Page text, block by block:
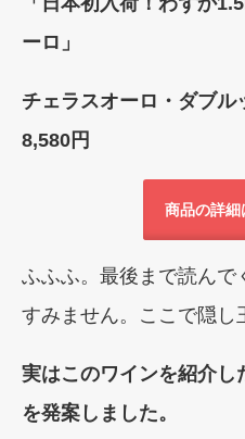
ーロ」
チェラスオーロ・ダブル
8,580円
商品の詳細
ふふふ。最後まで読んで
すみません。ここで隠し
実はこのワインを紹介し
を発案しました。